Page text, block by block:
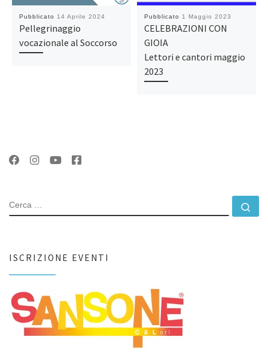
Pubblicato 14 Aprile 2024
Pellegrinaggio
vocazionale al Soccorso
Pubblicato 1 Maggio 2023
CELEBRAZIONI CON
GIOIA
Lettori e cantori maggio
2023
CERCA
ISCRIZIONE EVENTI